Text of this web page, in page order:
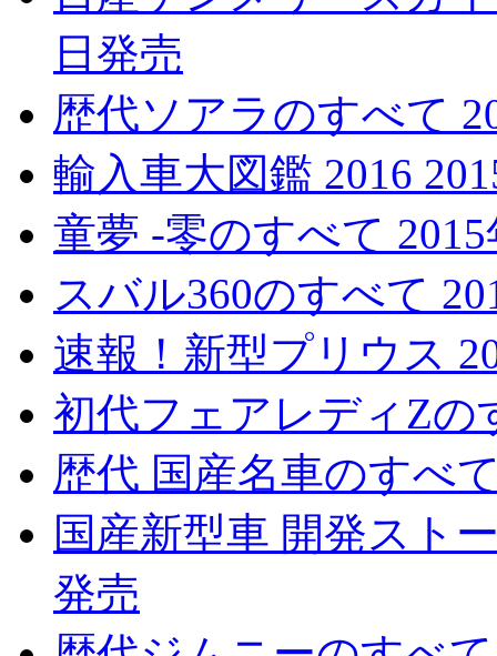
日発売
歴代ソアラのすべて
輸入車大図鑑 2016
童夢 -零のすべて
スバル360のすべて
速報！新型プリウス
初代フェアレディZの
歴代 国産名車のすべ
国産新型車 開発スト
発売